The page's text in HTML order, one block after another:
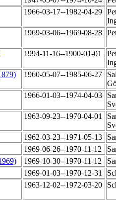
1966-03-17--1982-04-29
1969-03-06--1969-08-28
1994-11-16--1900-01-01
1960-05-07--1985-06-27
1966-01-03--1974-04-03
1963-09-23--1970-04-01
1962-03-23--1971-05-13
1969-06-26--1970-11-12
1969-10-30--1970-11-12
1969-01-03--1970-12-31
1963-12-02--1972-03-20